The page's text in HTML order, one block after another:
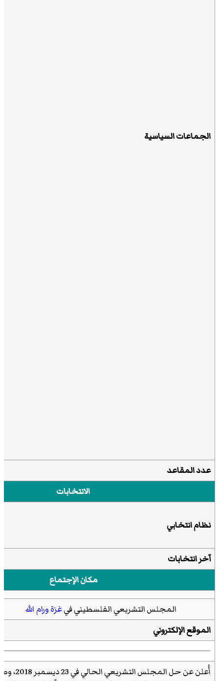
الجماعات السياسية
عدد المقاعد
الانتخابات
نظام انتخابي
آخر انتخابات
مكان الإجتماع
المجلس التشريعي الفلسطيني فيغزةورام الله
الموقع الإلكتروني
أُعلن عن حل